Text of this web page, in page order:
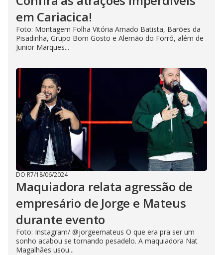
em Cariacica!
Foto: Montagem Folha Vitória Amado Batista, Barões da
Pisadinha, Grupo Bom Gosto e Alemão do Forró, além de
Junior Marques...
DO R7/18/06/2024
Maquiadora relata agressão de
empresário de Jorge e Mateus
durante evento
Foto: Instagram/ @jorgeemateus O que era pra ser um
sonho acabou se tornando pesadelo. A maquiadora Nat
Magalhães usou...